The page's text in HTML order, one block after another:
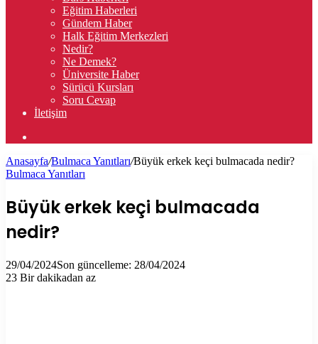
Eğitim Haberleri
Gündem Haber
Halk Eğitim Merkezleri
Nedir?
Ne Demek?
Üniversite Haber
Sürücü Kursları
Soru Cevap
İletişim
...
Anasayfa/Bulmaca Yanıtları/Büyük erkek keçi bulmacada nedir?
Bulmaca Yanıtları
Büyük erkek keçi bulmacada
nedir?
29/04/2024Son güncelleme: 28/04/2024
23 Bir dakikadan az